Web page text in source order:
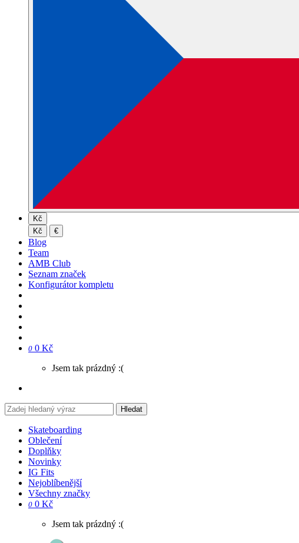
Kč
Kč
€
Blog
Team
AMB Club
Seznam značek
Konfigurátor kompletu
0 0 Kč
Jsem tak prázdný :(
Hledat
Skateboarding
Oblečení
Doplňky
Novinky
IG Fits
Nejoblíbenější
Všechny značky
0 0 Kč
Jsem tak prázdný :(